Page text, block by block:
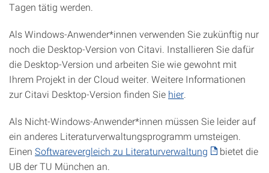
Tagen tätig werden.
Als Windows-Anwender*innen verwenden Sie zukünftig nur
noch die Desktop-Version von Citavi. Installieren Sie dafür
die Desktop-Version und arbeiten Sie wie gewohnt mit
Ihrem Projekt in der Cloud weiter. Weitere Informationen
zur Citavi Desktop-Version finden Sie hier
Als Nicht-Windows-Anwender*innen müssen Sie leider auf
ein anderes Literaturverwaltungsprogramm umsteigen.
Einen Softwarevergleich zu Literaturverwaltung
bietet die
UB der TU München an.